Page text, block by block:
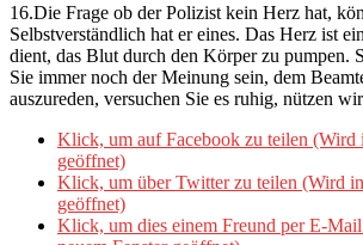
16.Die Frage ob der Polizist kein Herz hat,
Selbstverständlich hat er eines. Das Herz ist
dient, das Blut durch den Körper zu pumpen.
Sie immer noch der Meinung sein, dem
auszureden, versuchen Sie es ruhig, nützen
Klick, um auf Facebook zu teilen (Wird
geöffnet)
Klick, um über Twitter zu teilen (Wird
geöffnet)
Klick, um dies einem Freund per E-